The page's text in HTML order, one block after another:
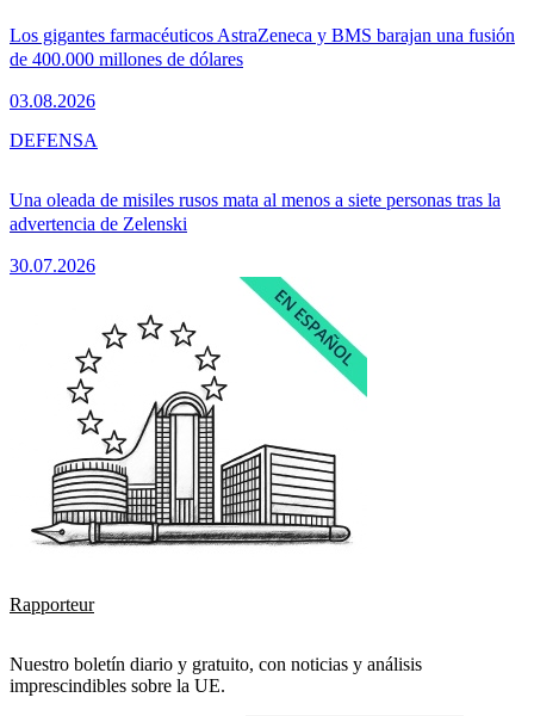
Los gigantes farmacéuticos AstraZeneca y BMS barajan una fusión
de 400.000 millones de dólares
03.08.2026
Una oleada de misiles rusos mata al menos a siete personas tras la
advertencia de Zelenski
30.07.2026
DEFENSA
Rapporteur
Nuestro boletín diario y gratuito, con noticias y análisis
imprescindibles sobre la UE.